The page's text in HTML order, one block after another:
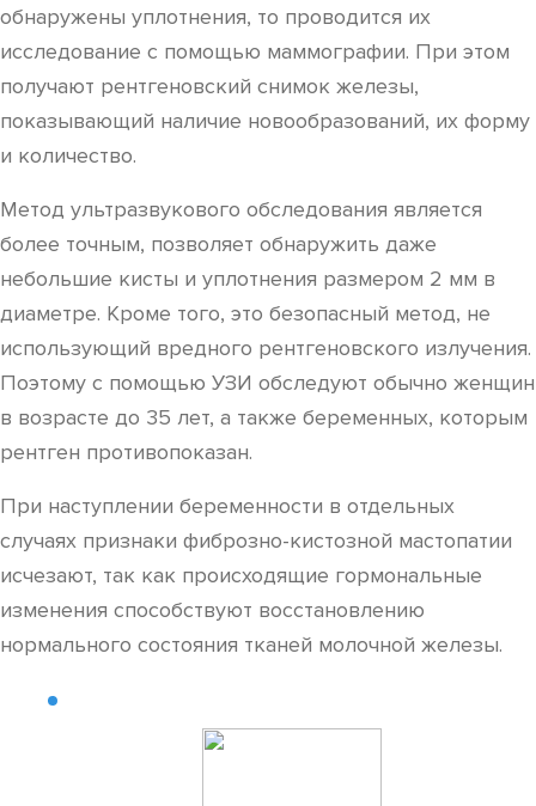
обнаружены уплотнения, то проводится их
исследование с помощью маммографии. При этом
получают рентгеновский снимок железы,
показывающий наличие новообразований, их форму
и количество.
Метод ультразвукового обследования является
более точным, позволяет обнаружить даже
небольшие кисты и уплотнения размером 2 мм в
диаметре. Кроме того, это безопасный метод, не
использующий вредного рентгеновского излучения.
Поэтому с помощью УЗИ обследуют обычно женщин
в возрасте до 35 лет, а также беременных, которым
рентген противопоказан.
При наступлении беременности в отдельных
случаях признаки фиброзно-кистозной мастопатии
исчезают, так как происходящие гормональные
изменения способствуют восстановлению
нормального состояния тканей молочной железы.